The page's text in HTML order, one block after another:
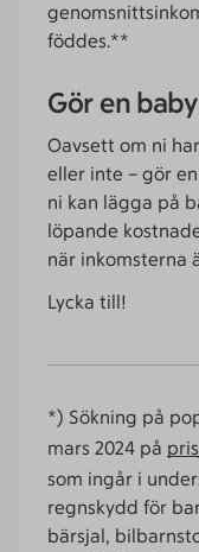
föddes.**
Gör en
Oavsett om ni
eller inte – gör
ni kan lägga på
löpande
när inkomsterna
Lycka till!
*) Sökning på
mars 2024 på
som ingår i
regnskydd för
bärsjal,